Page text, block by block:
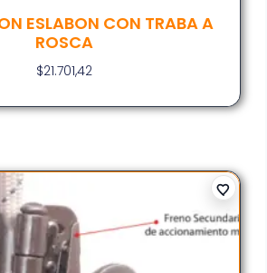
ESLABON CON TRABA A
ROSCA
$21.701,42